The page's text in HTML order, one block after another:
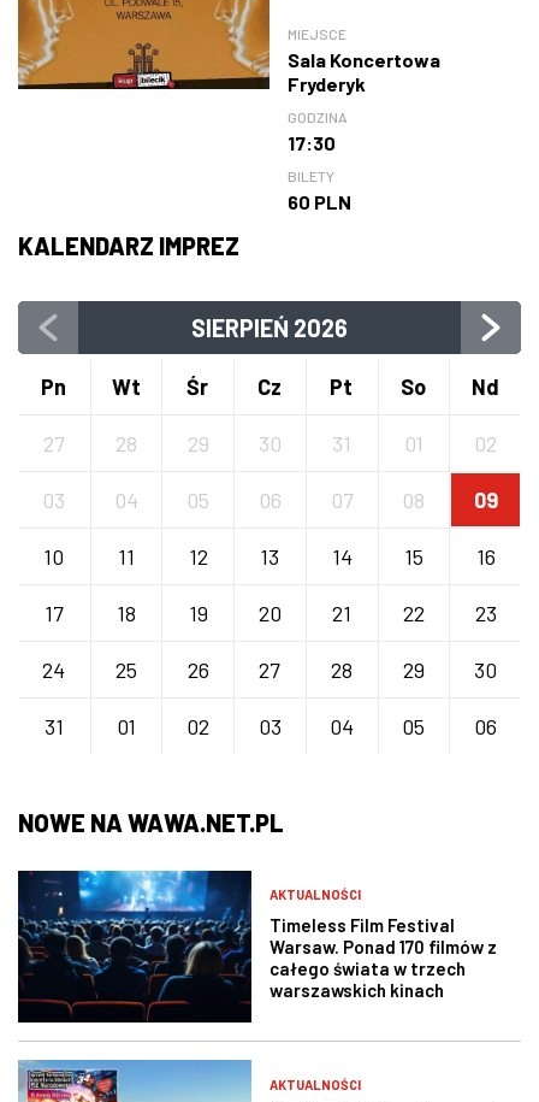
MIEJSCE
Sala Koncertowa
Fryderyk
GODZINA
17:30
BILETY
60 PLN
KALENDARZ IMPREZ
SIERPIEŃ 2026
Pn Wt Śr Cz Pt So Nd
27 28 29 30 31 01 02
03 04 05 06 07 08 09
10 11 12 13 14 15 16
17 18 19 20 21 22 23
24 25 26 27 28 29 30
31 01 02 03 04 05 06
NOWE NA WAWA.NET.PL
AKTUALNOŚCI
Timeless Film Festival
Warsaw. Ponad 170 filmów z
całego świata w trzech
warszawskich kinach
AKTUALNOŚCI